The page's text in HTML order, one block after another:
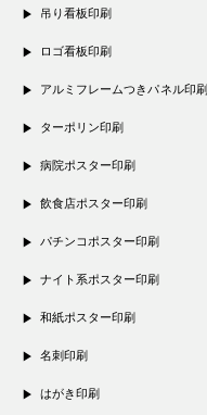
吊り看板印刷
ロゴ看板印刷
アルミフレームつきパネル印刷
ターポリン印刷
病院ポスター印刷
飲食店ポスター印刷
パチンコポスター印刷
ナイト系ポスター印刷
和紙ポスター印刷
名刺印刷
はがき印刷